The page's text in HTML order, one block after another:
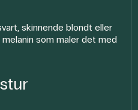
skinnende blondt eller
som maler det med